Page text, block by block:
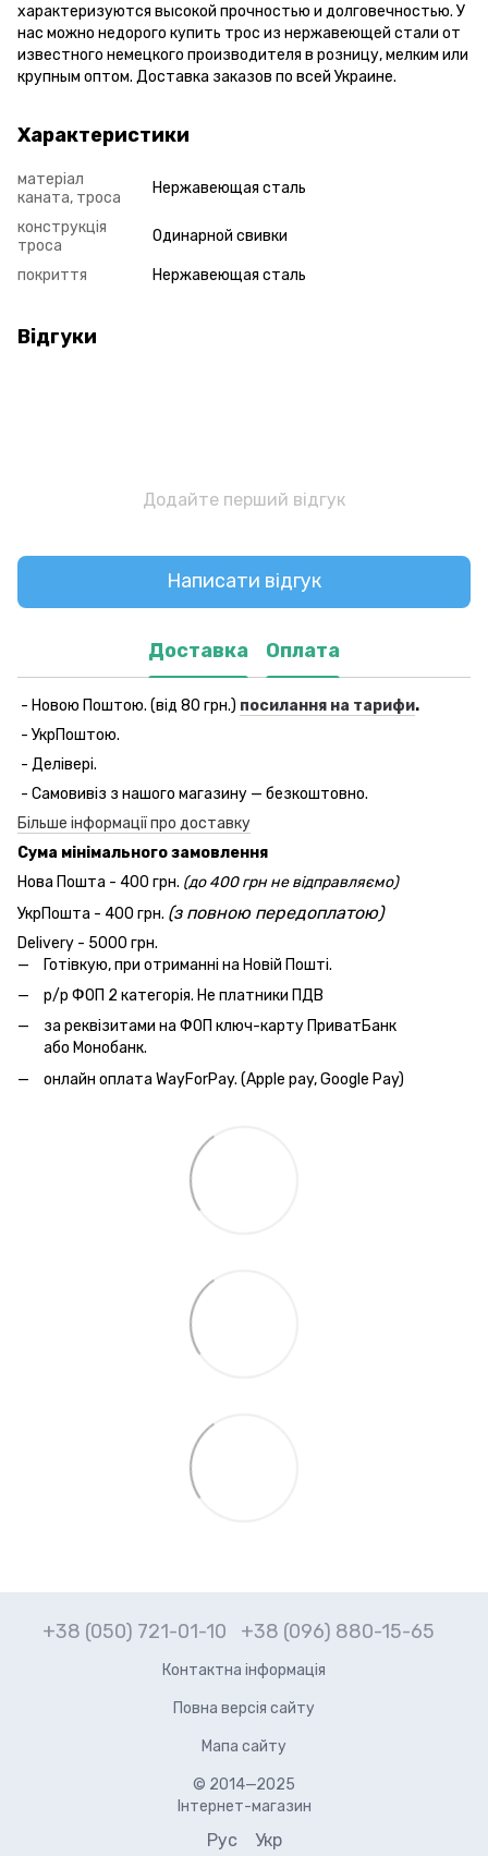
характеризуются высокой прочностью и долговечностью. У
нас можно недорого купить трос из нержавеющей стали от
известного немецкого производителя в розницу, мелким или
крупным оптом. Доставка заказов по всей Украине.
Характеристики
матеріал
каната, троса
Нержавеющая сталь
конструкція
троса
Одинарной свивки
покриття Нержавеющая сталь
Відгуки
Додайте перший відгук
Написати відгук
Доставка Оплата
- Новою Поштою. (від 80 грн.) посилання на тарифи.
- УкрПоштою.
- Делівері.
- Самовивіз з нашого магазину — безкоштовно.
Більше інформації про доставку
Сума мінімального замовлення
Нова Пошта - 400 грн. (до 400 грн не відправляємо)
УкрПошта - 400 грн. (з повною передоплатою)
Delivery - 5000 грн.
Готівкую, при отриманні на Новій Пошті.
р/р ФОП 2 категорія. Не платники ПДВ
за реквізитами на ФОП ключ-карту ПриватБанк
або Монобанк.
онлайн оплата WayForPay. (Apple pay, Google Pay)
+38 (050) 721-01-10 +38 (096) 880-15-65
Контактна інформація
Повна версія сайту
Мапа сайту
© 2014—2025
Інтернет-магазин
Рус Укр